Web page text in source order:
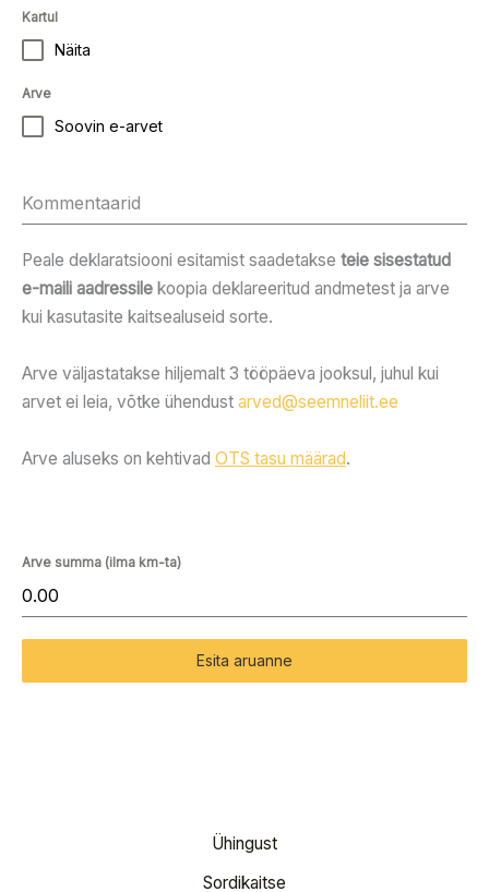
Kartul
Näita
Arve
Soovin e-arvet
Kommentaarid
Peale deklaratsiooni esitamist saadetakse teie sisestatud
e-maili aadressile koopia deklareeritud andmetest ja arve
kui kasutasite kaitsealuseid sorte.
Arve väljastatakse hiljemalt 3 tööpäeva jooksul, juhul kui
arvet ei leia, võtke ühendust arved@seemneliit.ee
Arve aluseks on kehtivad OTS tasu määrad.
Arve summa (ilma km-ta)
Esita aruanne
Ühingust
Sordikaitse